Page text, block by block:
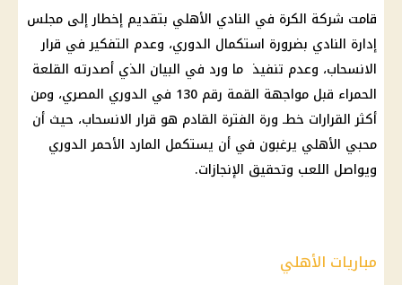
قامت شركة الكرة في النادي الأهلي بتقديم إخطار إلى مجلس
إدارة النادي بضرورة استكمال الدوري، وعدم التفكير في قرار
الانسحاب، وعدم تنفيذ ما ورد في البيان الذي أصدرته القلعة
الحمراء قبل مواجهة القمة رقم 130 في الدوري المصري، ومن
أكثر القرارات خطـ ورة الفترة القادم هو قرار الانسحاب، حيث أن
محبي الأهلي يرغبون في أن يستكمل المارد الأحمر الدوري
ويواصل اللعب وتحقيق الإنجازات.
مباريات الأهلي